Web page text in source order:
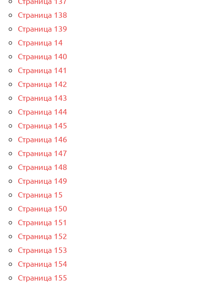
Страница 138
Страница 139
Страница 14
Страница 140
Страница 141
Страница 142
Страница 143
Страница 144
Страница 145
Страница 146
Страница 147
Страница 148
Страница 149
Страница 15
Страница 150
Страница 151
Страница 152
Страница 153
Страница 154
Страница 155